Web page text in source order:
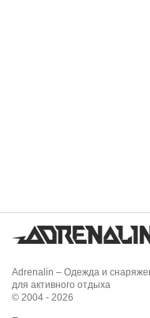
Adrenalin – Одежда и
для активного отдыха
© 2004 - 2026